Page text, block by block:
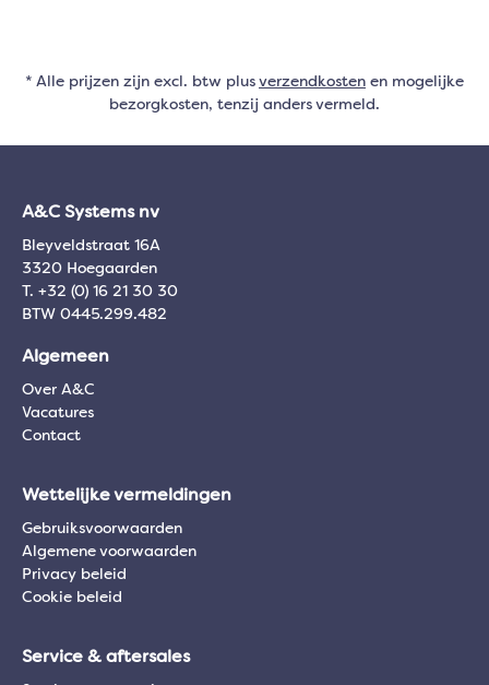
* Alle prijzen zijn excl. btw plus verzendkosten en mogelijke
bezorgkosten, tenzij anders vermeld.
A&C Systems nv
Bleyveldstraat 16A
3320 Hoegaarden
T. +32 (0) 16 21 30 30
BTW 0445.299.482
Algemeen
Over A&C
Vacatures
Contact
Wettelijke vermeldingen
Gebruiksvoorwaarden
Algemene voorwaarden
Privacy beleid
Cookie beleid
Service & aftersales